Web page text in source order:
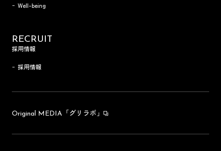
Well-being
RECRUIT
採用情報
採用情報
Original MEDIA 「グリラボ」